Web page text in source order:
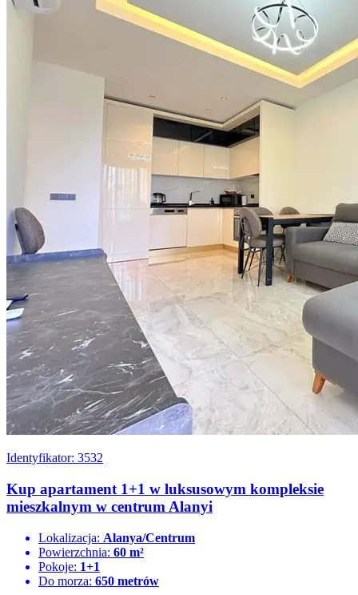
Identyfikator: 3532
Kup apartament 1+1 w luksusowym kompleksie
mieszkalnym w centrum Alanyi
Lokalizacja: Alanya/Centrum
Powierzchnia: 60 m²
Pokoje: 1+1
Do morza: 650 metrów